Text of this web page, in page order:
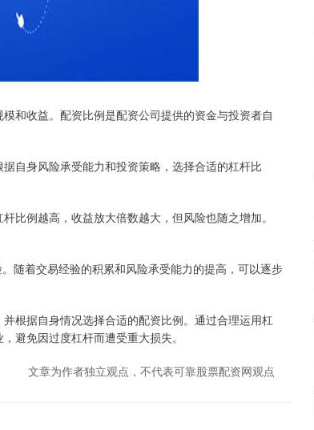
和收益。配资比例是配资公司提供的资金与投资者自
自身风险承受能力和投资策略，选择合适的杠杆比
比例越高，收益放大倍数越大，但风险也随之增加。
随着交易经验的积累和风险承受能力的提高，可以逐步
根据自身情况选择合适的配资比例。通过合理运用杠
避免因过度杠杆而遭受重大损失。
文章为作者独立观点，不代表可靠股票配资网观点